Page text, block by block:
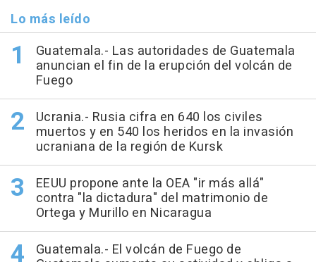
Lo más leído
Guatemala.- Las autoridades de Guatemala
anuncian el fin de la erupción del volcán de
Fuego
Ucrania.- Rusia cifra en 640 los civiles
muertos y en 540 los heridos en la invasión
ucraniana de la región de Kursk
EEUU propone ante la OEA "ir más allá"
contra "la dictadura" del matrimonio de
Ortega y Murillo en Nicaragua
Guatemala.- El volcán de Fuego de